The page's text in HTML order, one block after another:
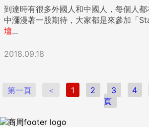
到達時有很多外國人和中國人，每個人
中瀰漫著一股期待，大家都是來參加「
壇...
2018.09.18
第一頁 ＜ 1 2 3 4
頁